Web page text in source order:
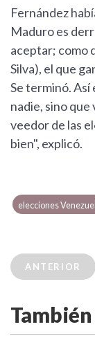
Fernández
Maduro es
aceptar; como
Silva), el que
Se terminó. Así
nadie, sino que
veedor de las
bien", explicó.
elecciones
ANTERIOR